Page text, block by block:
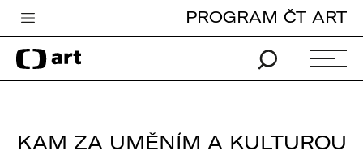
Česká televize
Zpravodajství
iVysílání
PROGRAM ČT ART
KAM ZA UMĚNÍM A KULTUROU